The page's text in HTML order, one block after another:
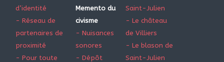
d’identité
- Réseau de
partenaires de
proximité
- Pour toute
Memento du
civisme
- Nuisances
sonores
- Dépôt
Saint-Julien
- Le château
de Villiers
- Le blason de
Saint-Julien